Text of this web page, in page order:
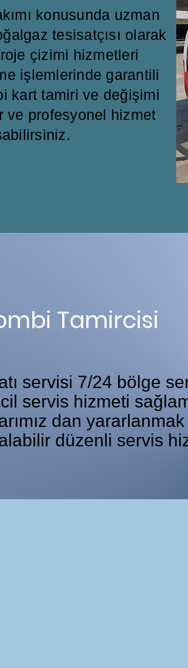
konusunda uzman
tesisatçısı olarak
çizimi hizmetleri
işlemlerinde garantili
kart tamiri ve değişimi
ve profesyonel hizmet
Tamircisi
servisi 7/24 bölge
servis hizmeti
dan
düzenli servis